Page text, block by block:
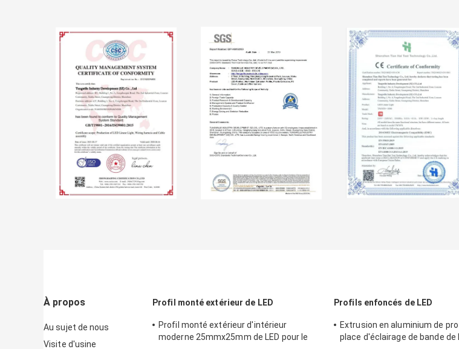
À propos
Au sujet de nous
Visite d'usine
Profil monté extérieur de LED
Profil monté extérieur d'intérieur
moderne 25mmx25mm de LED pour le
Profils enfoncés de LED
Extrusion en aluminium de
place d'éclairage de bande de